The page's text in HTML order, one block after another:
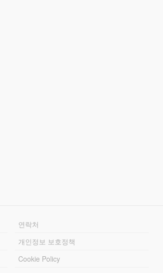
연락처
개인정보 보호정책
Cookie Policy